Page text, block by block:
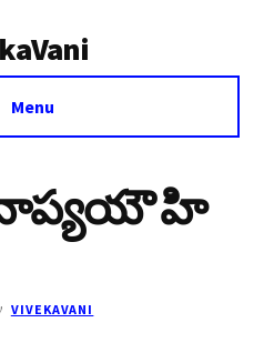
Menu
హి
VIVEKAVANI